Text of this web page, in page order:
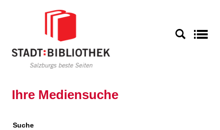
Ihre Mediensuche
Suche